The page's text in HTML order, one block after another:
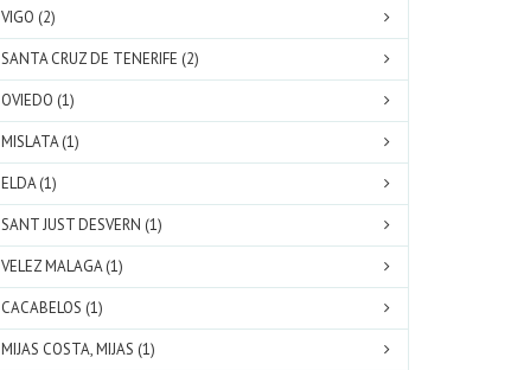
VIGO (2)
SANTA CRUZ DE TENERIFE (2)
OVIEDO (1)
MISLATA (1)
ELDA (1)
SANT JUST DESVERN (1)
VELEZ MALAGA (1)
CACABELOS (1)
MIJAS COSTA, MIJAS (1)